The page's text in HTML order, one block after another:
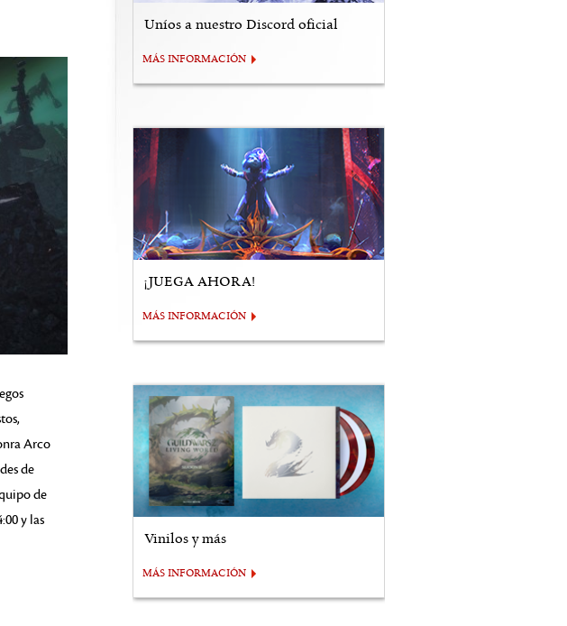
Arco
de
de
y las
Uníos a nuestro Discord oficial
MÁS INFORMACIÓN
¡JUEGA AHORA!
MÁS INFORMACIÓN
Vinilos y más
MÁS INFORMACIÓN